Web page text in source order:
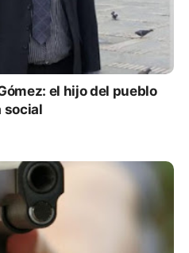
el hijo del pueblo
social